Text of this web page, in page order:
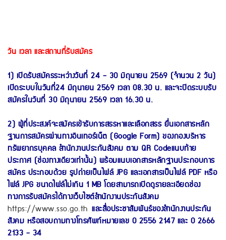
วัน เวลา และสถานที่รับสมัคร
1) เปิดรับสมัครระหว่างวันที่ 24 - 30 มิถุนายน 2569 (จำนวน 2 วัน)
เปิดระบบในวันที่24 มิถุนายน 2569 เวลา 08.30 น. และจะปิดระบบรับ
สมัครในวันที่ 30 มิถุนายน 2569 เวลา 16.30 น.
2) ผู้ที่ประสงค์จะสมัครเข้ารับการสรรหาและเลือกสรร ยื่นเอกสารหลัก
ฐานการสมัครผ่านทางอินเทอร์เน็ต (Google Form) ของกองบริหาร
ทรัพยากรบุคคล สำนักงานประกันสังคม ตาม QR Codeแนบท้าย
ประกาศ (ช่องทางเดียวเท่านั้น) พร้อมแนบเอกสารหลักฐานประกอบการ
สมัคร ประกอบด้วย รูปถ่ายเป็นไฟล์ JPG และเอกสารเป็นไฟล์ PDF หรือ
ไฟล์ JPG ขนาดไฟล์ไม่เกิน 1 MB โดยสามารถเปิดดูรายละเอียดช่อง
ทางการรับสมัครได้ทางเว็บไซต์สำนักงานประกันสังคม
https://www.sso.go.th และสื่อประชาสัมพันธ์ของสำนักงานประกัน
สังคม หรือสอบถามทางโทรศัพท์หมายเลข 0 2556 2147 และ 0 2666
2133 - 34